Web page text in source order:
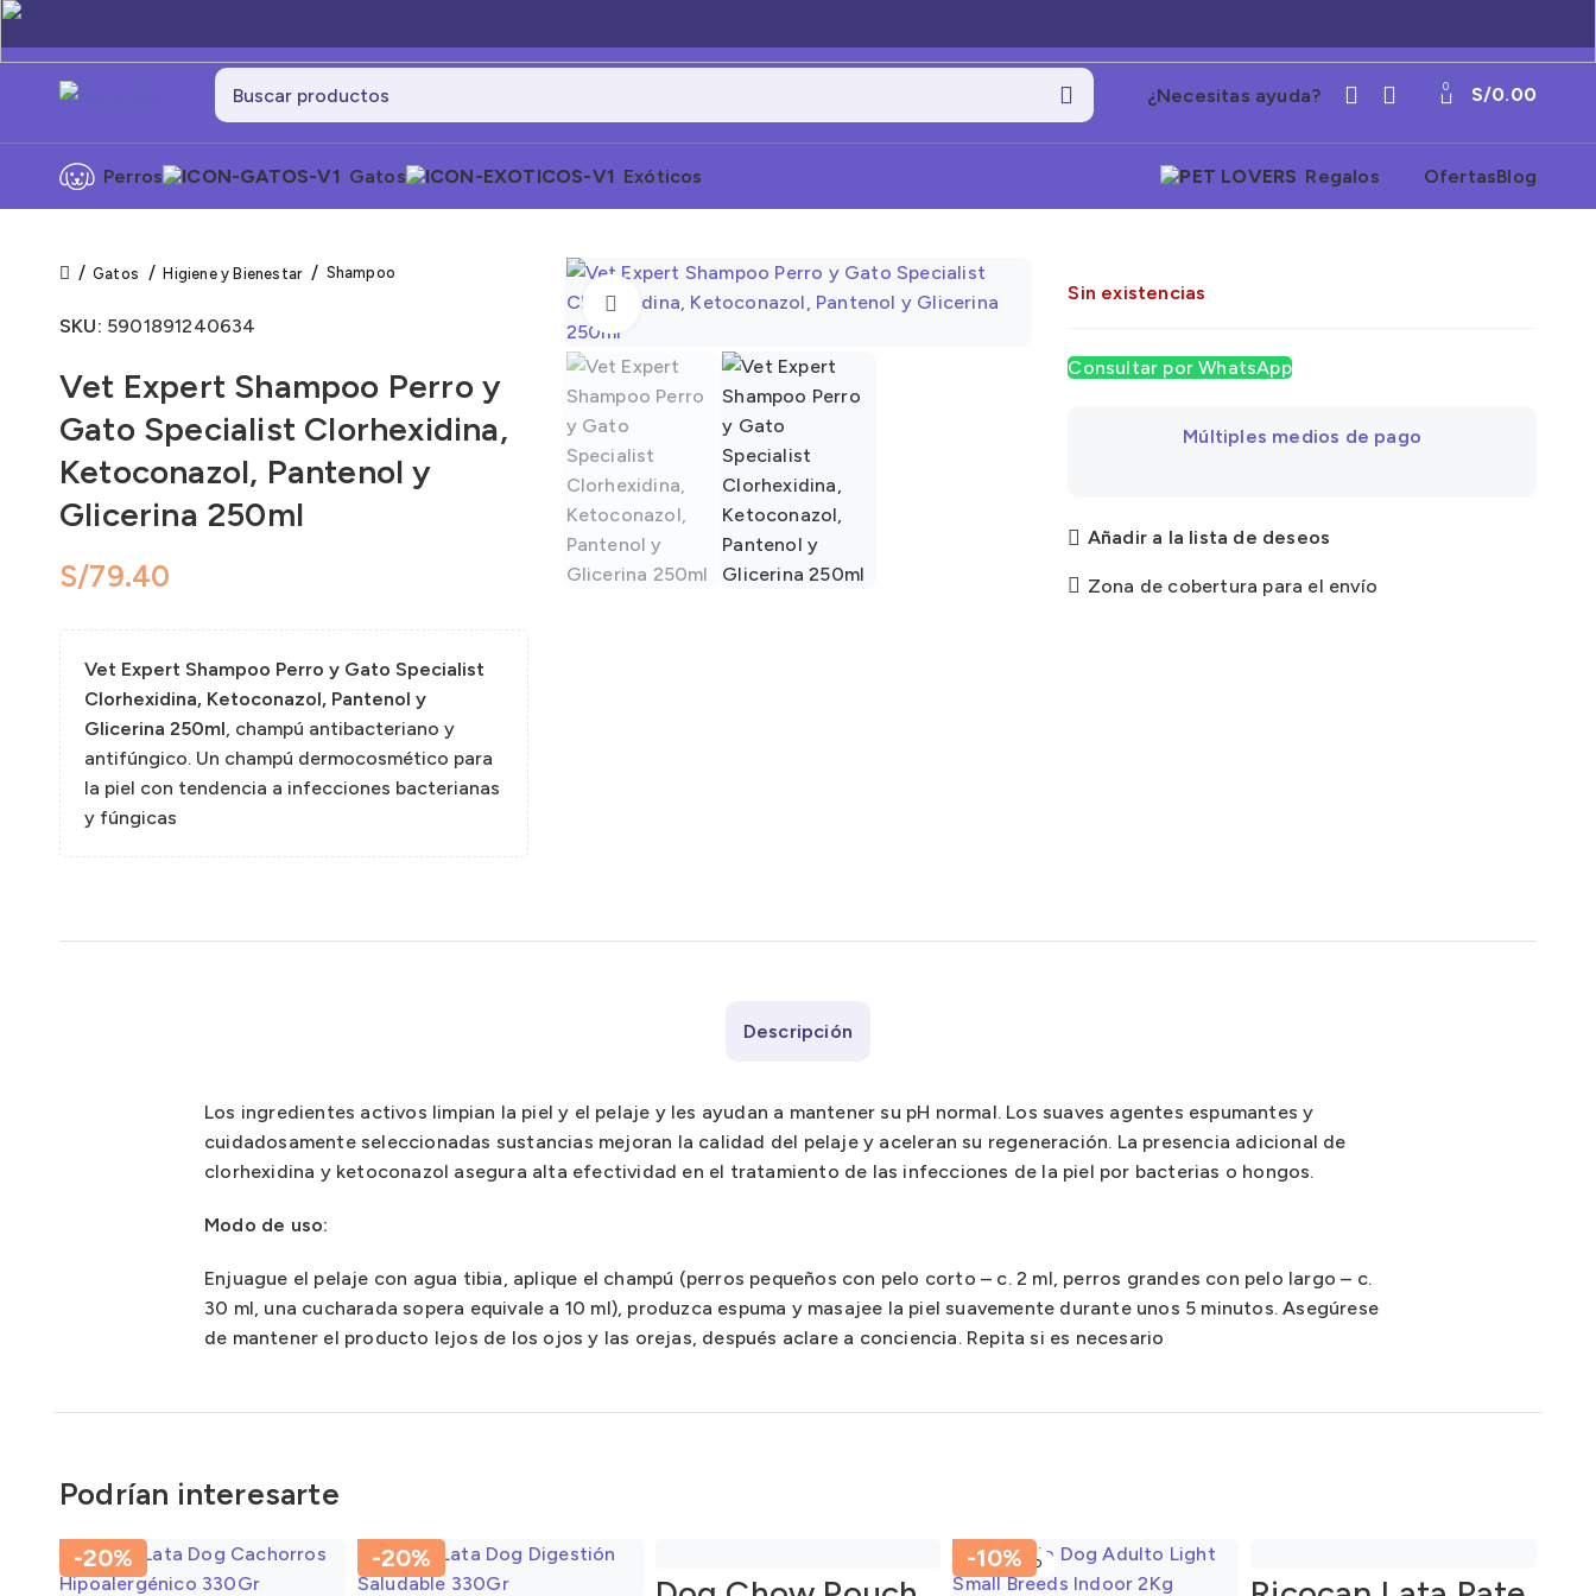
¿Necesitas ayuda? 0 S/0.00
Perros Gatos Exóticos Regalos OfertasBlog
Gatos Higiene y Bienestar Shampoo
SKU: 5901891240634
Vet Expert Shampoo Perro y
Gato Specialist Clorhexidina,
Ketoconazol, Pantenol y
Glicerina 250ml
S/
Vet Expert Shampoo Perro y Gato Specialist
Clorhexidina, Ketoconazol, Pantenol y
Glicerina 250ml, champú antibacteriano y
antifúngico. Un champú dermocosmético para
la piel con tendencia a infecciones bacterianas
y fúngicas
Click to enlarge Sin existencias
Consultar por WhatsApp
Múltiples medios de pago
Añadir a la lista de deseos
Zona de cobertura para el envío
Descripción
Los ingredientes activos limpian la piel y el pelaje y les ayudan a mantener su pH normal. Los suaves agentes espumantes y
cuidadosamente seleccionadas sustancias mejoran la calidad del pelaje y aceleran su regeneración. La presencia adicional de
clorhexidina y ketoconazol asegura alta efectividad en el tratamiento de las infecciones de la piel por bacterias o hongos.
Modo de uso:
Enjuague el pelaje con agua tibia, aplique el champú (perros pequeños con pelo corto – c. 2 ml, perros grandes con pelo largo – c.
30 ml, una cucharada sopera equivale a 10 ml), produzca espuma y masajee la piel suavemente durante unos 5 minutos. Asegúrese
de mantener el producto lejos de los ojos y las orejas, después aclare a conciencia. Repita si es necesario
Podrían interesarte
-20% -20% AGOTADO
-10%